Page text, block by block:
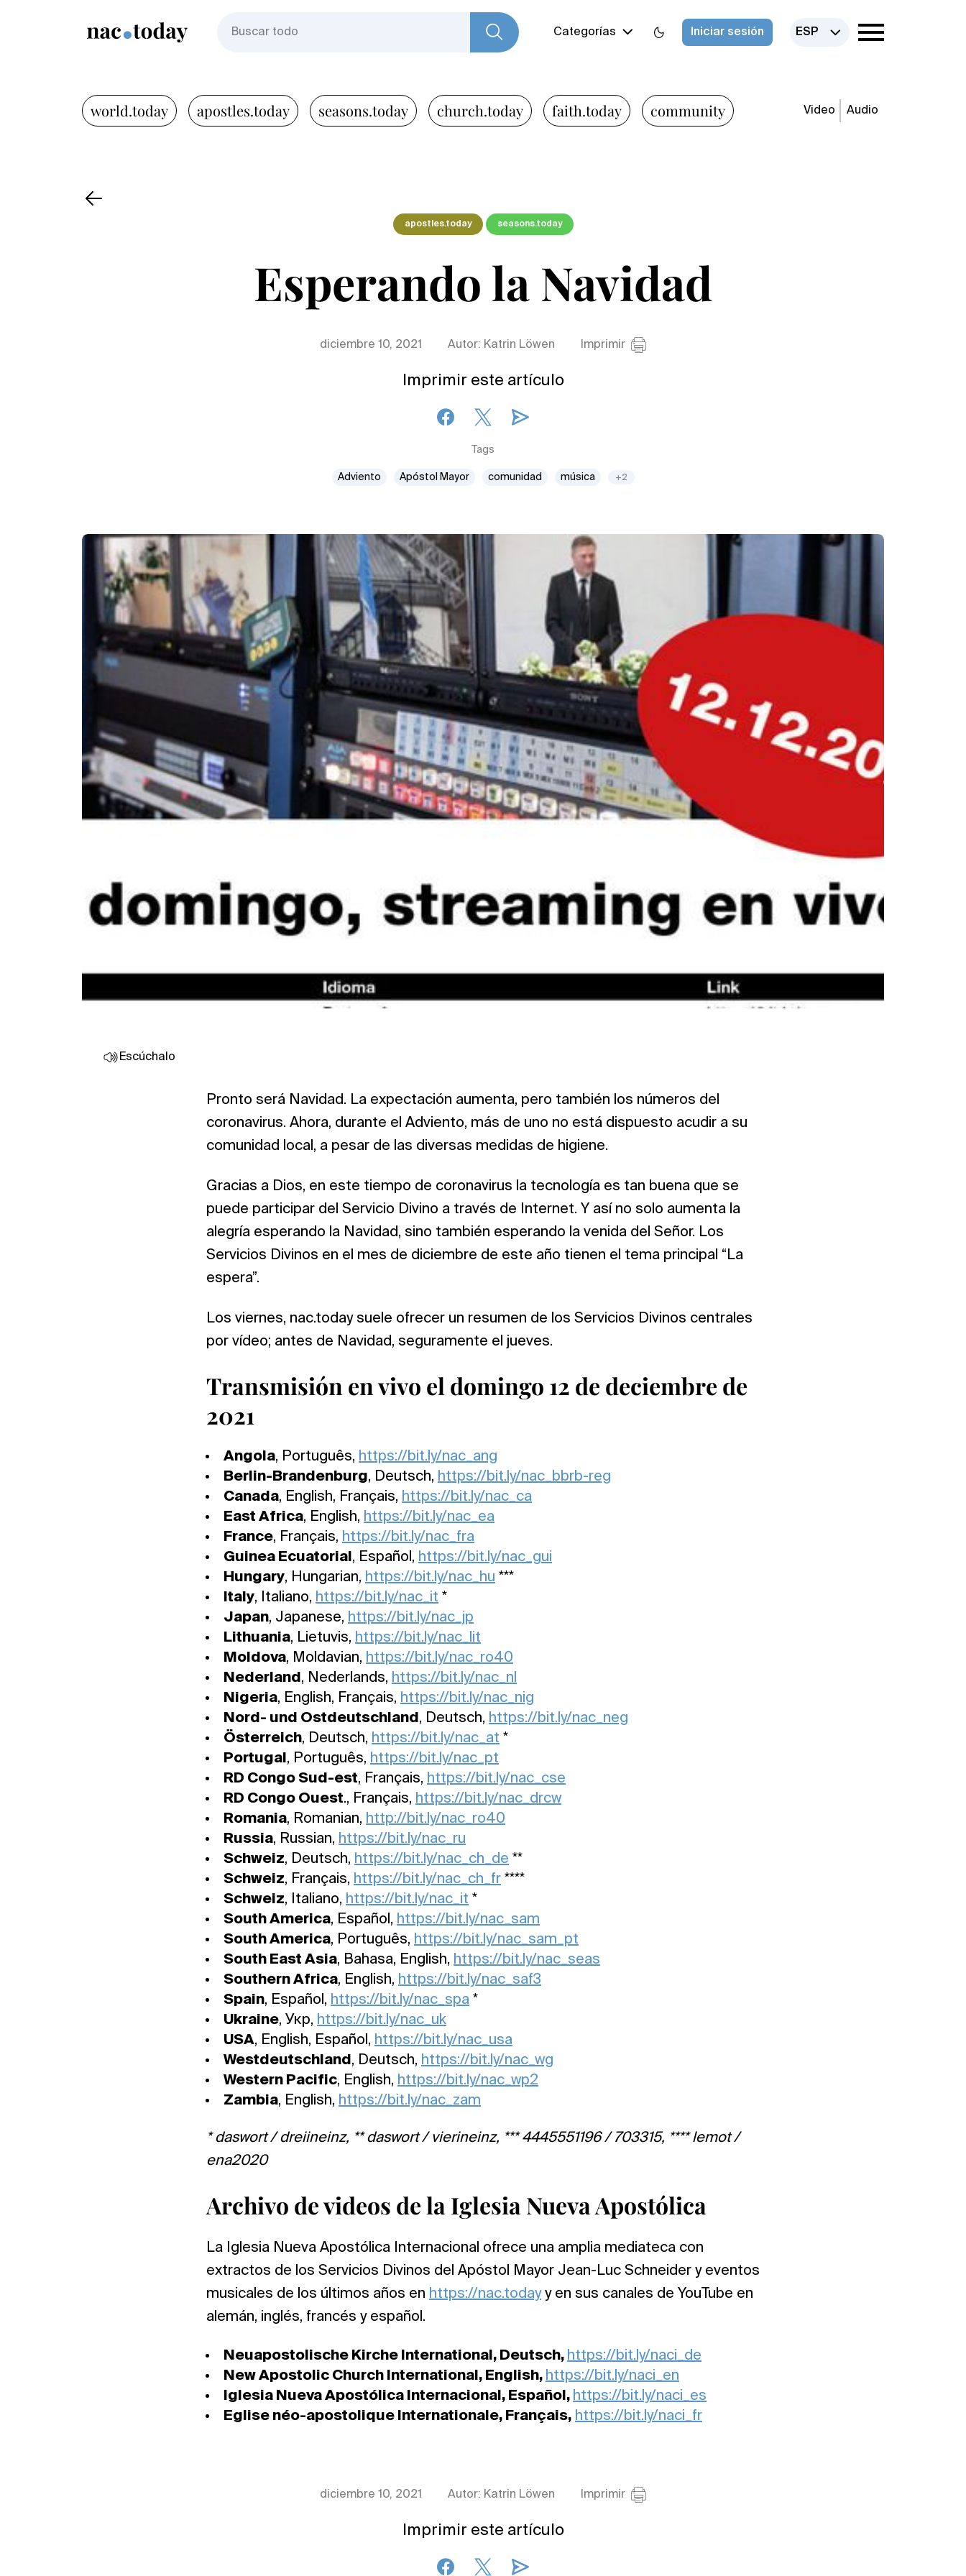
Categorías Iniciar sesión ESP
world.today apostles.today seasons.today church.today faith.today community Video Audio
apostles.today seasons.today
Esperando la Navidad
diciembre 10, 2021 Autor: Katrin Löwen Imprimir
Imprimir este artículo
Tags
Adviento Apóstol Mayor comunidad música +2
Escúchalo
Pronto será Navidad. La expectación aumenta, pero también los números del
coronavirus. Ahora, durante el Adviento, más de uno no está dispuesto acudir a su
comunidad local, a pesar de las diversas medidas de higiene.
Gracias a Dios, en este tiempo de coronavirus la tecnología es tan buena que se
puede participar del Servicio Divino a través de Internet. Y así no solo aumenta la
alegría esperando la Navidad, sino también esperando la venida del Señor. Los
Servicios Divinos en el mes de diciembre de este año tienen el tema principal “La
espera”.
Los viernes, nac.today suele ofrecer un resumen de los Servicios Divinos centrales
por vídeo; antes de Navidad, seguramente el jueves.
Transmisión en vivo el domingo 12 de deciembre de
2021
Angola, Português, https://bit.ly/nac_ang
Berlin-Brandenburg, Deutsch, https://bit.ly/nac_bbrb-reg
Canada, English, Français, https://bit.ly/nac_ca
East Africa, English, https://bit.ly/nac_ea
France, Français, https://bit.ly/nac_fra
Guinea Ecuatorial, Español, https://bit.ly/nac_gui
Hungary, Hungarian, https://bit.ly/nac_hu ***
Italy, Italiano, https://bit.ly/nac_it *
Japan, Japanese, https://bit.ly/nac_jp
Lithuania, Lietuvis, https://bit.ly/nac_lit
Moldova, Moldavian, https://bit.ly/nac_ro40
Nederland, Nederlands, https://bit.ly/nac_nl
Nigeria, English, Français, https://bit.ly/nac_nig
Nord- und Ostdeutschland, Deutsch, https://bit.ly/nac_neg
Österreich, Deutsch, https://bit.ly/nac_at *
Portugal, Português, https://bit.ly/nac_pt
RD Congo Sud-est, Français, https://bit.ly/nac_cse
RD Congo Ouest., Français, https://bit.ly/nac_drcw
Romania, Romanian, http://bit.ly/nac_ro40
Russia, Russian, https://bit.ly/nac_ru
Schweiz, Deutsch, https://bit.ly/nac_ch_de **
Schweiz, Français, https://bit.ly/nac_ch_fr ****
Schweiz, Italiano, https://bit.ly/nac_it *
South America, Español, https://bit.ly/nac_sam
South America, Português, https://bit.ly/nac_sam_pt
South East Asia, Bahasa, English, https://bit.ly/nac_seas
Southern Africa, English, https://bit.ly/nac_saf3
Spain, Español, https://bit.ly/nac_spa *
Ukraine, Укр, https://bit.ly/nac_uk
USA, English, Español, https://bit.ly/nac_usa
Westdeutschland, Deutsch, https://bit.ly/nac_wg
Western Pacific, English, https://bit.ly/nac_wp2
Zambia, English, https://bit.ly/nac_zam
* daswort / dreiineinz, ** daswort / vierineinz, *** 4445551196 / 703315, **** lemot /
ena2020
Archivo de videos de la Iglesia Nueva Apostólica
La Iglesia Nueva Apostólica Internacional ofrece una amplia mediateca con
extractos de los Servicios Divinos del Apóstol Mayor Jean-Luc Schneider y eventos
musicales de los últimos años en https://nac.todayy en sus canales de YouTube en
alemán, inglés, francés y español.
Neuapostolische Kirche International, Deutsch, https://bit.ly/naci_de
New Apostolic Church International, English, https://bit.ly/naci_en
Iglesia Nueva Apostólica Internacional, Español, https://bit.ly/naci_es
Eglise néo-apostolique Internationale, Français, https://bit.ly/naci_fr
diciembre 10, 2021 Autor: Katrin Löwen Imprimir
Imprimir este artículo